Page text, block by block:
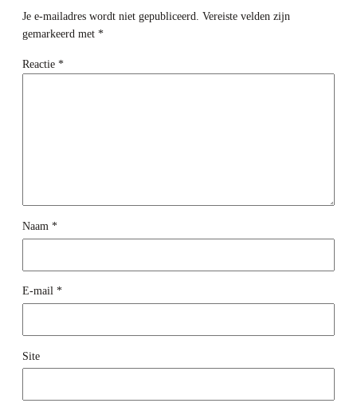
Je e-mailadres wordt niet gepubliceerd. Vereiste velden zijn
gemarkeerd met *
Reactie *
Naam *
E-mail *
Site